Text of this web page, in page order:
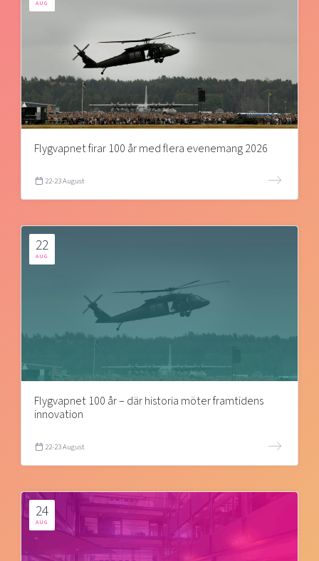
AUG
Flygvapnet firar 100 år med flera evenemang 2026
22-23 August
22
AUG
Flygvapnet 100 år – där historia möter framtidens
innovation
22-23 August
24
AUG